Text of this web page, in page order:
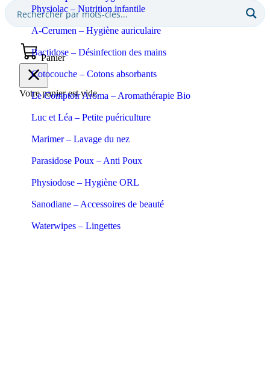
Physiolac – Nutrition infantile
A-Cerumen – Hygiène auriculaire
Bactidose – Désinfection des mains
Cotocouche – Cotons absorbants
Le Comptoir Aroma – Aromathérapie Bio
Luc et Léa – Petite puériculture
Marimer – Lavage du nez
Parasidose Poux – Anti Poux
Physiodose – Hygiène ORL
Sanodiane – Accessoires de beauté
Waterwipes – Lingettes
Panier
Votre panier est vide.